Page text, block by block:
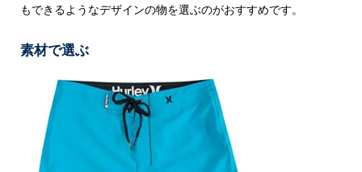
もできるようなデザインの物を選ぶのがおすすめです。
素材で選ぶ